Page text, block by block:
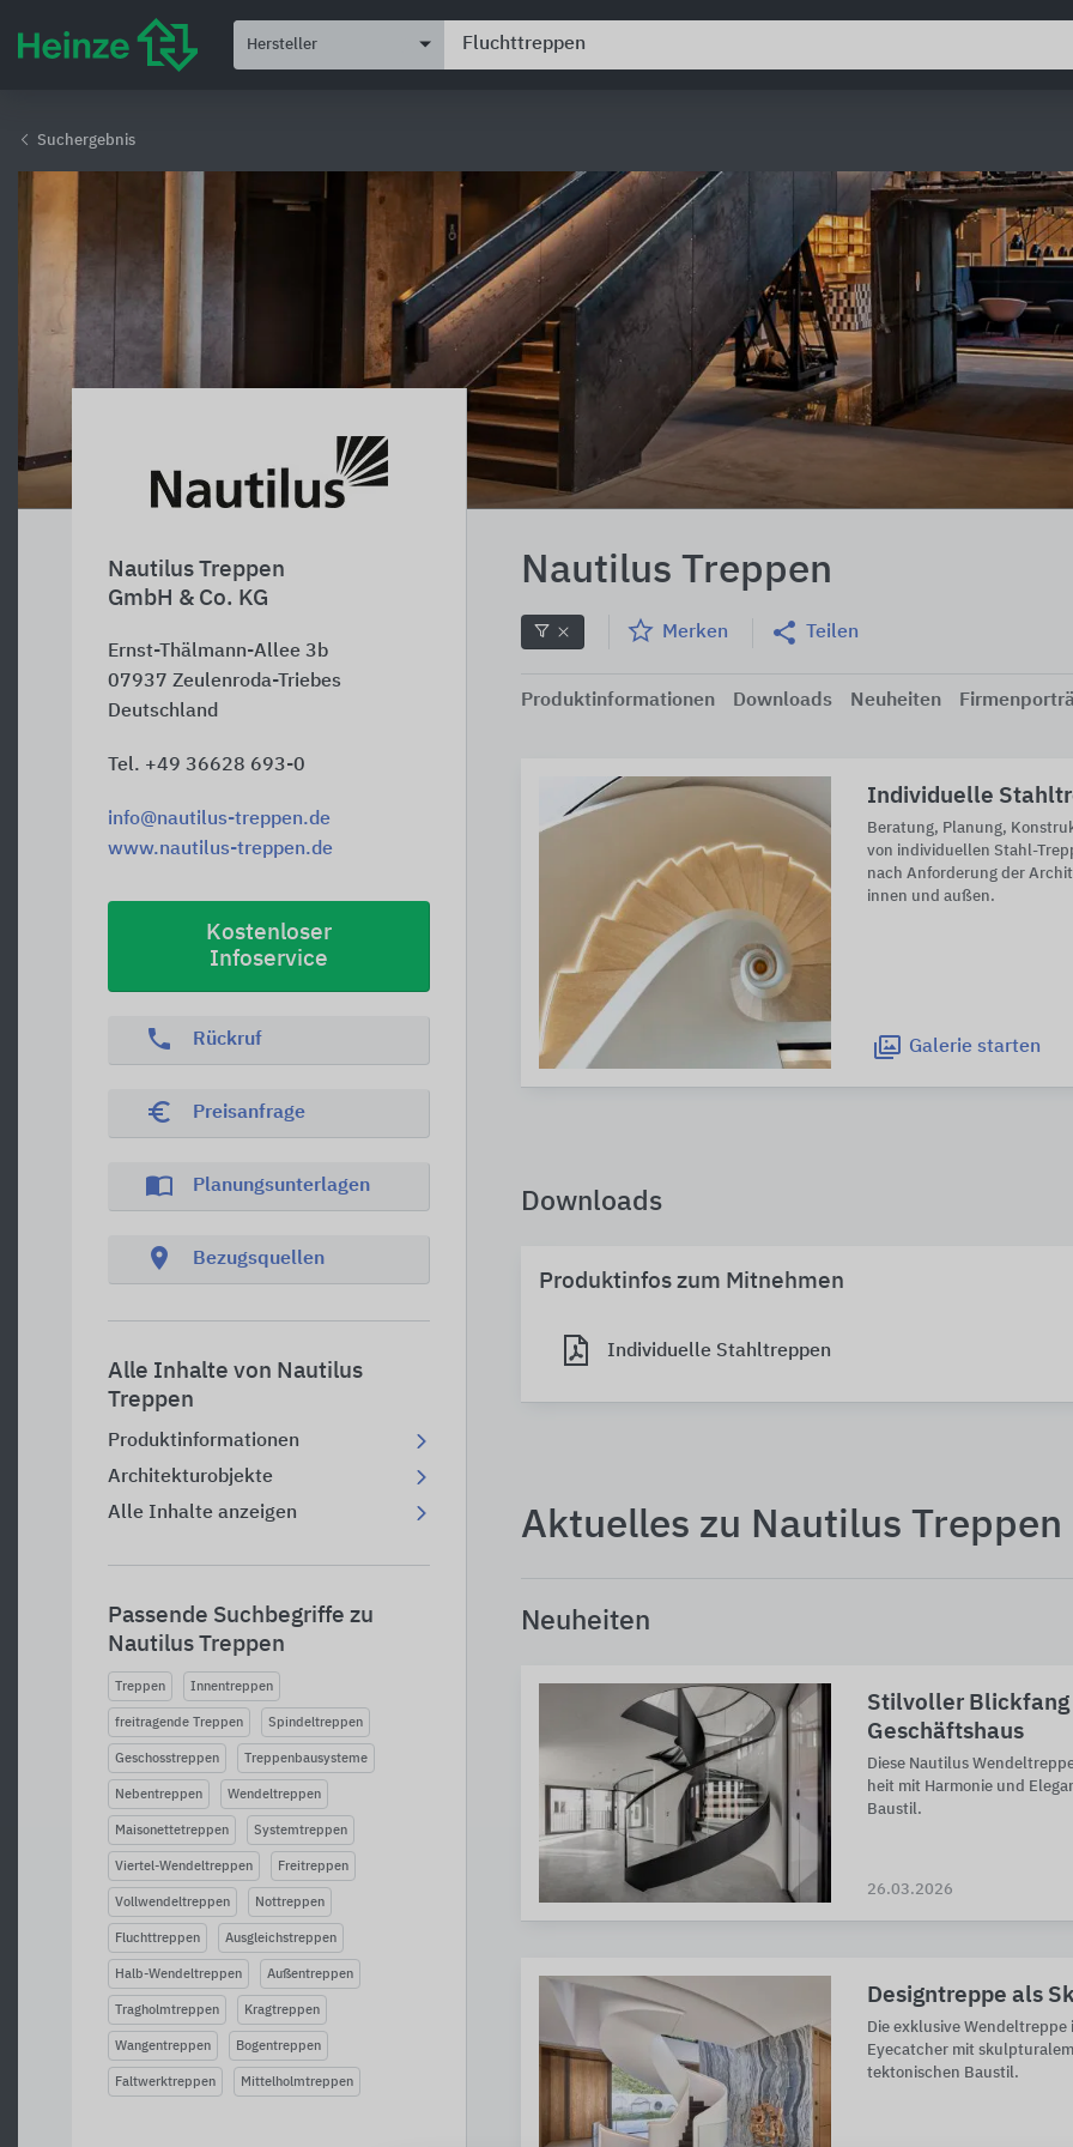
Hersteller
Suchergebnis
Nautilus Treppen
GmbH & Co. KG
Ernst-Thälmann-Allee 3b
07937 Zeulenroda-Triebes
Deutschland
Tel. +49 36628 693-0
info@nautilus-treppen.de
www.nautilus-treppen.de
Kostenloser
Infoservice
phone Rückruf
euro_symbol Preisanfrage
import_contacts Planungsunterlagen
location_on Bezugsquellen
Alle Inhalte von Nautilus
Treppen
Produktinformationen
Architekturobjekte
Alle Inhalte anzeigen
Passende Suchbegriffe zu
Nautilus Treppen
Treppen Innentreppen
freitragende Treppen Spindeltreppen
Geschosstreppen Treppenbausysteme
Nebentreppen Wendeltreppen
Maisonettetreppen Systemtreppen
Viertel-Wendeltreppen Freitreppen
Vollwendeltreppen Nottreppen
Fluchttreppen Ausgleichstreppen
Halb-Wendeltreppen Außentreppen
Tragholmtreppen Kragtreppen
Wangentreppen Bogentreppen
Faltwerktreppen Mittelholmtreppen
Nautilus Treppen
Merken Teilen
Produktinformationen Downloads Neuheiten
Individuelle
Beratung, Planung,
von individuellen Stahl-
nach Anforderung der
innen und außen.
Galerie starten
Downloads
Produktinfos zum Mitnehmen
Individuelle Stahltreppen
Aktuelles zu Nautilus Treppen
Neuheiten
Stilvoller Blickfang
Geschäftshaus
Diese Nautilus
heit mit Harmonie und
Baustil.
26.03.2026
Designtreppe als
Die exklusive Wendel­treppe
Eye­catcher mit
tek­to­ni­schen Baustil.